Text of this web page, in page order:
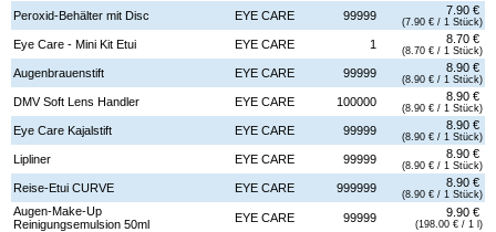
Peroxid-Behälter mit Disc EYE CARE 99999 7.90 €
(7.90 € / 1 Stück)
Eye Care - Mini Kit Etui EYE CARE 1 8.70 €
(8.70 € / 1 Stück)
Augenbrauenstift EYE CARE 99999 8.90 €
(8.90 € / 1 Stück)
DMV Soft Lens Handler EYE CARE 100000 8.90 €
(8.90 € / 1 Stück)
Eye Care Kajalstift EYE CARE 99999 8.90 €
(8.90 € / 1 Stück)
Lipliner EYE CARE 99999 8.90 €
(8.90 € / 1 Stück)
Reise-Etui CURVE EYE CARE 999999 8.90 €
(8.90 € / 1 Stück)
Augen-Make-Up
Reinigungsemulsion 50ml
EYE CARE 99999 9.90 €
(198.00 € / 1 l)